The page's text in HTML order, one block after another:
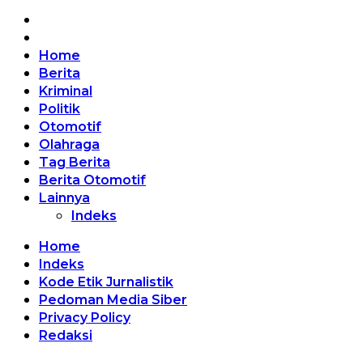
Home
Berita
Kriminal
Politik
Otomotif
Olahraga
Tag Berita
Berita Otomotif
Lainnya
Indeks
Home
Indeks
Kode Etik Jurnalistik
Pedoman Media Siber
Privacy Policy
Redaksi